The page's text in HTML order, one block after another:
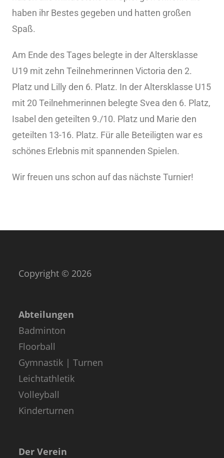
haben ihr Bestes gegeben und hatten großen
Spaß.
Am Ende des Tages belegte in der Altersklasse
U19 mit zehn Teilnehmerinnen Victoria den 2.
Platz und Lilly den 6. Platz. In der Altersklasse U15
mit 20 Teilnehmerinnen belegte Svea den 6. Platz,
Isabel den geteilten 9./10. Platz und Marie den
geteilten 13-16. Platz. Für alle Beteiligten war es
schönes Erlebnis mit spannenden Spielen.
Wir freuen uns schon auf das nächste Turnier!
Copyright © 2026
Abteilungen
Badminton
Floorball
Gymnastik | Turnen
Leichtathletik
Volleyball
Kinderturnen
Der Verein